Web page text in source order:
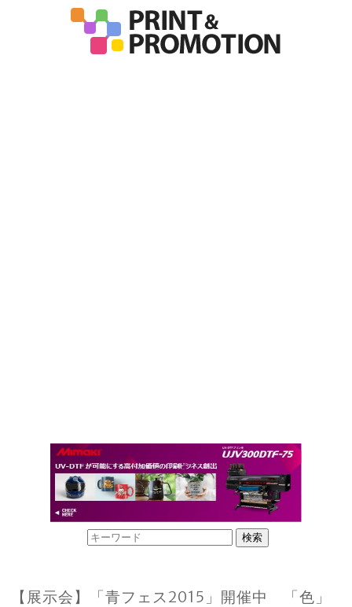
【展示会】「青フェス2015」開催中 「色」